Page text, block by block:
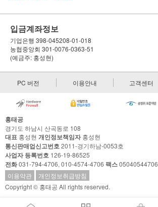
입금계좌정보
기업은행 398-045208-01-018
농협중앙회 301-0076-0363-51
(예금주: 홍성현)
PC 버전 이용안내 고객센터
홍태공
경기도 하남시 산곡동로 108
대표 홍성현 개인정보책임자홍성현
통신판매업신고번호2011-경기하남-0053호
사업자 등록번호 126-19-86525
전화031-794-4706, 010-4574-4706 팩스05040544706
이용약관
개인정보취급방침
Copyright © 홍태공 All rights reserved.